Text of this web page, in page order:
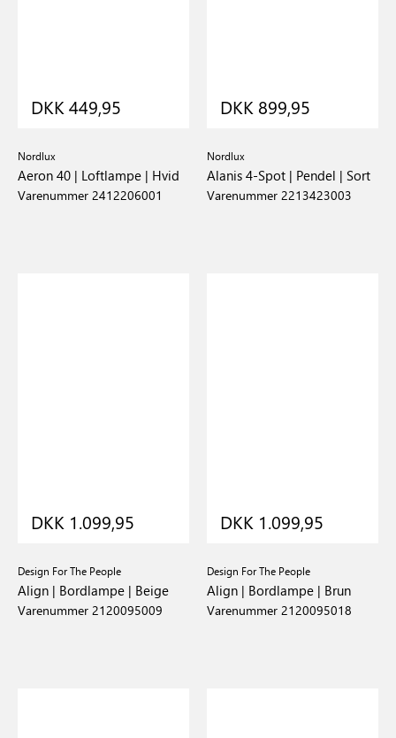
DKK 449,95
Nordlux
Aeron 40 | Loftlampe | Hvid
Varenummer 2412206001
DKK 899,95
Nordlux
Alanis 4-Spot | Pendel | Sort
Varenummer 2213423003
DKK 1.099,95
Design For The People
Align | Bordlampe | Beige
Varenummer 2120095009
DKK 1.099,95
Design For The People
Align | Bordlampe | Brun
Varenummer 2120095018